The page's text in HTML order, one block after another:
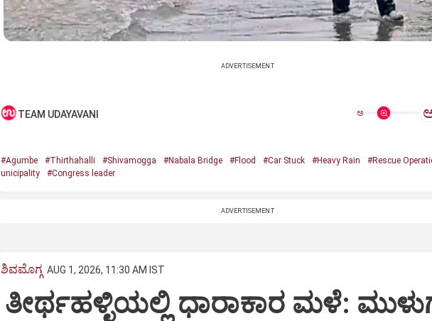
ADVERTISEMENT
TEAM UDAYAVANI ಅ
#Agumbe #Thirthahalli #Shivamogga #Nabala Bridge #Flood #Car Stuck #Heavy Rain
#Rescue
unicipality
#Congress leader
ADVERTISEMENT
ಶಿವಮೊಗ್ಗ AUG 1, 2026, 11:30 AM IST
ತೀರ್ಥಹಳ್ಳಿಯಲ್ಲಿ ಧಾರಾಕಾರ ಮಳೆ: